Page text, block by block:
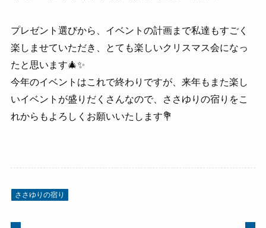
プレゼント選びから、イベントの計画まで私達もすごく
楽しませていただき、とても楽しいクリスマス会になっ
たと思います🎄✨
今年のイベントはこれで終わりですが、来年もまた楽し
いイベントが盛りだくさんなので、ささゆりの宿りをこ
れからもよろしくお願いいたします💐
ささゆりの宿り